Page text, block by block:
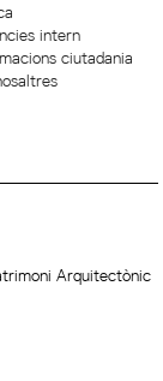
intern
ciutadania
Arquitectònic